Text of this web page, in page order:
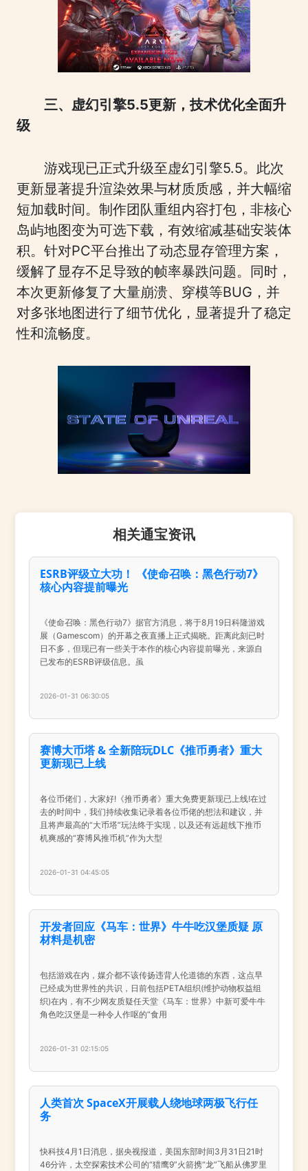
三、虚幻引擎5.5更新，技术优化全面升
级
游戏现已正式升级至虚幻引擎5.5。此次
更新显著提升渲染效果与材质质感，并大幅缩
短加载时间。制作团队重组内容打包，非核心
岛屿地图变为可选下载，有效缩减基础安装体
积。针对PC平台推出了动态显存管理方案，
缓解了显存不足导致的帧率暴跌问题。同时，
本次更新修复了大量崩溃、穿模等BUG，并
对多张地图进行了细节优化，显著提升了稳定
性和流畅度。
相关通宝资讯
ESRB评级立大功！ 《使命召唤：黑色行动7》
核心内容提前曝光
《使命召唤：黑色行动7》据官方消息，将于8月19日科隆游戏
展（Gamescom）的开幕之夜直播上正式揭晓。距离此刻已时
日不多，但现已有一些关于本作的核心内容提前曝光，来源自
已发布的ESRB评级信息。虽
2026-01-31 06:30:05
赛博大币塔 & 全新陪玩DLC《推币勇者》重大
更新现已上线
各位币佬们，大家好!《推币勇者》重大免费更新现已上线!在过
去的时间中，我们持续收集记录着各位币佬的想法和建议，并
且将声最高的“大币塔”玩法终于实现，以及还有远超线下推币
机爽感的“赛博风推币机”作为大型
2026-01-31 04:45:05
开发者回应《马车：世界》牛牛吃汉堡质疑 原
材料是机密
包括游戏在内，媒介都不该传扬违背人伦道德的东西，这点早
已经成为世界性的共识，日前包括PETA组织(维护动物权益组
织)在内，有不少网友质疑任天堂《马车：世界》中新可爱牛牛
角色吃汉堡是一种令人作呕的“食用
2026-01-31 02:15:05
人类首次 SpaceX开展载人绕地球两极飞行任
务
快科技4月1日消息，据央视报道，美国东部时间3月31日21时
46分许，太空探索技术公司的“猎鹰9”火箭携“龙”飞船从佛罗里